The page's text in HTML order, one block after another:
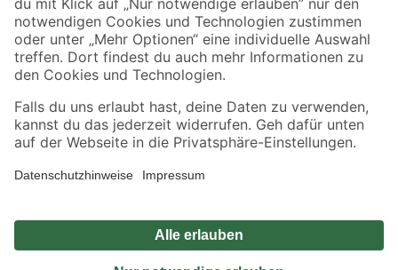
Jetzt die toom-App herunterladen
Alle Preisangaben in EUR inkl. gesetzl. MwSt.. Die dargestellten Angebote sind unter
Umständen nicht in allen Märkten verfügbar. Die angegebenen Verfügbarkeiten beziehen
Produkte nur solange der Vorrat reicht.
*Paketversand ab 59 € versandkostenfrei, gilt nicht für Artikel mit Speditionsversand, hier
Privatsphäre Impressum
Nutzungsbedingungen
Widerrufsrecht
Vertrag widerrufen